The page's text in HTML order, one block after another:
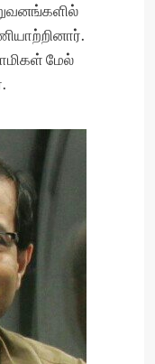
மேல்